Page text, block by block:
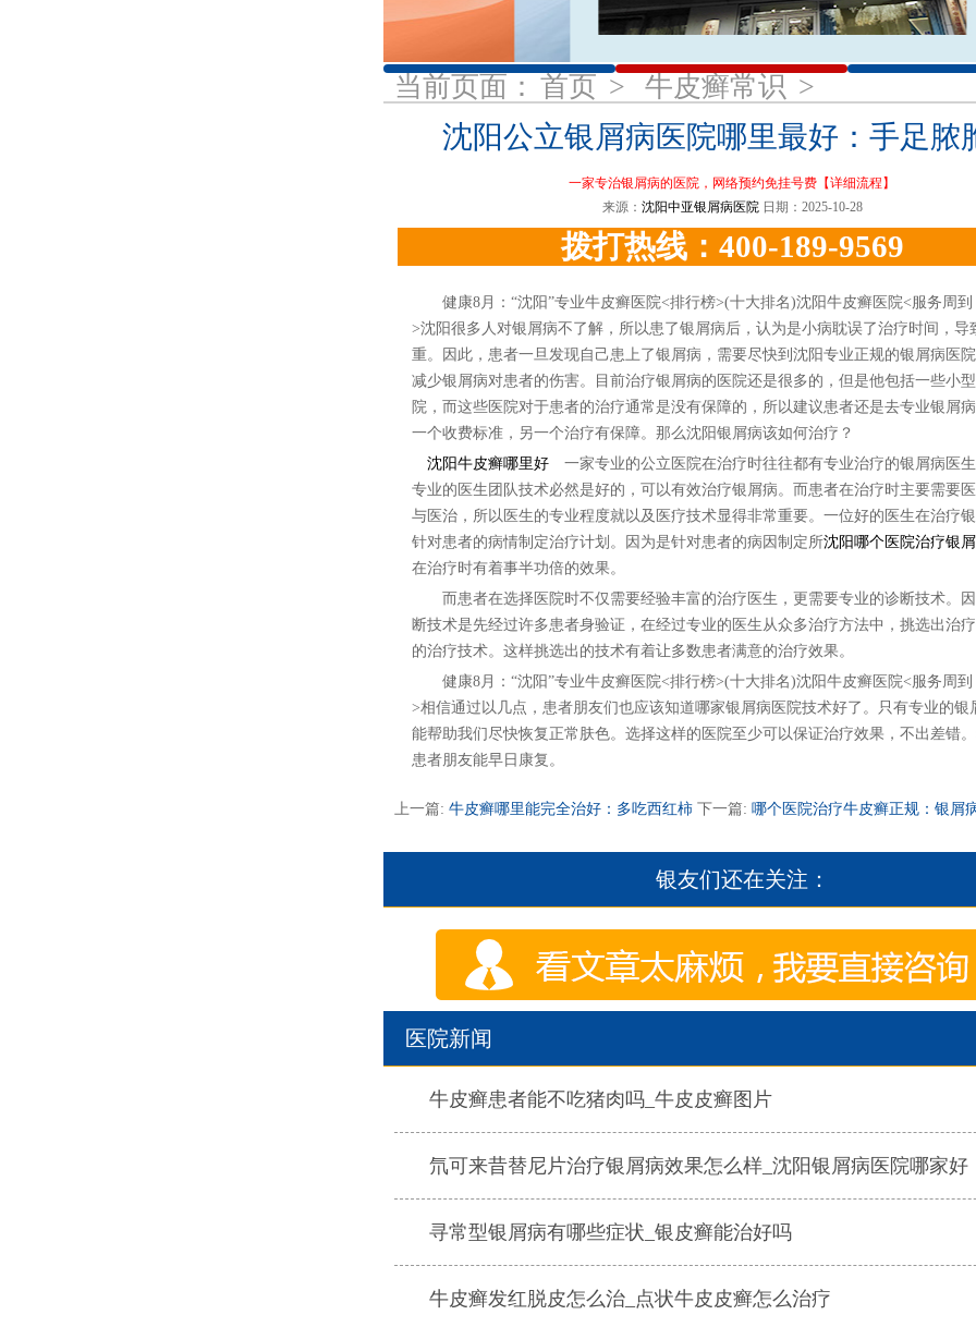
1 2 3
当前页面： 首页 > 牛皮癣常识 >
沈阳公立银屑病医院哪里最好：手足脓
一家专治银屑病的医院，网络预约免挂号费 【详细流程】
来源： 沈阳中亚银屑病医院 日期：2025-10-28
拨打热线：400-189-9569
健康8月：“沈阳”专业牛皮癣医院<排行榜>(十大排名)沈阳牛皮癣医院<服务周到
>沈阳很多人对银屑病不了解，所以患了银屑病后，认为是小病耽误了治疗时间，导
重。因此，患者一旦发现自己患上了银屑病，需要尽快到沈阳专业正规的银屑病医
减少银屑病对患者的伤害。目前治疗银屑病的医院还是很多的，但是他包括一些小
院，而这些医院对于患者的治疗通常是没有保障的，所以建议患者还是去专业银屑病
一个收费标准，另一个治疗有保障。那么沈阳银屑病该如何治疗？
沈阳牛皮癣哪里好一家专业的公立医院在治疗时往往都有专业治疗的银屑病医
专业的医生团队技术必然是好的，可以有效治疗银屑病。而患者在治疗时主要需要
与医治，所以医生的专业程度就以及医疗技术显得非常重要。一位好的医生在治疗
针对患者的病情制定治疗计划。因为是针对患者的病因制定所沈阳哪个医院治疗银
在治疗时有着事半功倍的效果。
而患者在选择医院时不仅需要经验丰富的治疗医生，更需要专业的诊断技术。
断技术是先经过许多患者身验证，在经过专业的医生从众多治疗方法中，挑选出治
的治疗技术。这样挑选出的技术有着让多数患者满意的治疗效果。
健康8月：“沈阳”专业牛皮癣医院<排行榜>(十大排名)沈阳牛皮癣医院<服务周到
>相信通过以几点，患者朋友们也应该知道哪家银屑病医院技术好了。只有专业的银
能帮助我们尽快恢复正常肤色。选择这样的医院至少可以保证治疗效果，不出差错
患者朋友能早日康复。
上一篇: 牛皮癣哪里能完全治好：多吃西红柿 下一篇: 哪个医院治疗牛皮癣正规：银屑
银友们还在关注：
医院新闻
牛皮癣患者能不吃猪肉吗_牛皮皮癣图片
氘可来昔替尼片治疗银屑病效果怎么样_沈阳银屑病医院哪家好
寻常型银屑病有哪些症状_银皮癣能治好吗
牛皮癣发红脱皮怎么治_点状牛皮皮癣怎么治疗